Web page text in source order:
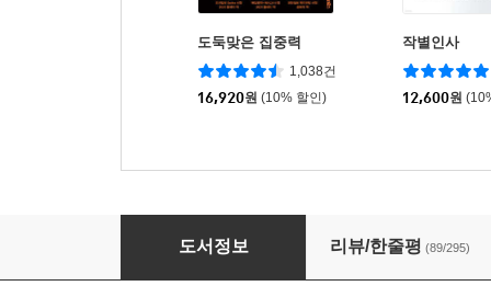
도둑맞은 집중력
1,038건
16,920원 (10% 할인)
작별인사
12,600원
감옥에 가기로 한 메르타 할머니
도서정보 리뷰/한줄평 (89/295)